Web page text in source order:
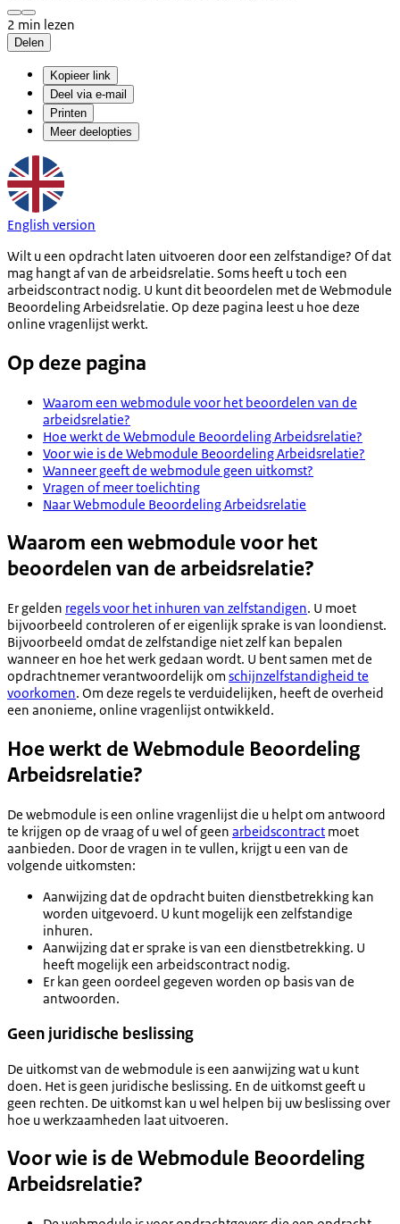
2 min lezen
Delen
Kopieer link
Deel via e-mail
Printen
Meer deelopties
English version
Wilt u een opdracht laten uitvoeren door een zelfstandige? Of dat
mag hangt af van de arbeidsrelatie. Soms heeft u toch een
arbeidscontract nodig. U kunt dit beoordelen met de Webmodule
Beoordeling Arbeidsrelatie. Op deze pagina leest u hoe deze
online vragenlijst werkt.
Op deze pagina
Waarom een webmodule voor het beoordelen van de
arbeidsrelatie?
Hoe werkt de Webmodule Beoordeling Arbeidsrelatie?
Voor wie is de Webmodule Beoordeling Arbeidsrelatie?
Wanneer geeft de webmodule geen uitkomst?
Vragen of meer toelichting
Naar Webmodule Beoordeling Arbeidsrelatie
Waarom een webmodule voor het
beoordelen van de arbeidsrelatie?
Er gelden regels voor het inhuren van zelfstandigen. U moet
bijvoorbeeld controleren of er eigenlijk sprake is van loondienst.
Bijvoorbeeld omdat de zelfstandige niet zelf kan bepalen
wanneer en hoe het werk gedaan wordt. U bent samen met de
opdrachtnemer verantwoordelijk om schijnzelfstandigheid te
voorkomen. Om deze regels te verduidelijken, heeft de overheid
een anonieme, online vragenlijst ontwikkeld.
Hoe werkt de Webmodule Beoordeling
Arbeidsrelatie?
De webmodule is een online vragenlijst die u helpt om antwoord
te krijgen op de vraag of u wel of geen arbeidscontract moet
aanbieden. Door de vragen in te vullen, krijgt u een van de
volgende uitkomsten:
Aanwijzing dat de opdracht buiten dienstbetrekking kan
worden uitgevoerd. U kunt mogelijk een zelfstandige
inhuren.
Aanwijzing dat er sprake is van een dienstbetrekking. U
heeft mogelijk een arbeidscontract nodig.
Er kan geen oordeel gegeven worden op basis van de
antwoorden.
Geen juridische beslissing
De uitkomst van de webmodule is een aanwijzing wat u kunt
doen. Het is geen juridische beslissing. En de uitkomst geeft u
geen rechten. De uitkomst kan u wel helpen bij uw beslissing over
hoe u werkzaamheden laat uitvoeren.
Voor wie is de Webmodule Beoordeling
Arbeidsrelatie?